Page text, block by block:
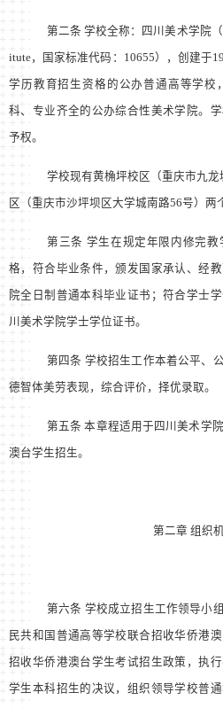
第二条 学校全称：四川美术学院
itute，国家标准代码：10655），创建于
学历教育招生资格的公办普通高等学校
科、专业齐全的公办综合性美术学院。
予权。
学校现有黄桷坪校区（重庆市九
区（重庆市沙坪坝区大学城南路56号）两
第三条 学生在规定年限内修完
格，符合毕业条件，颁发国家承认、经
院全日制普通本科毕业证书；符合学士
川美术学院学士学位证书。
第四条 学校招生工作本着公平、
德智体美劳表现，综合评价，择优录取。
第五条 本章程适用于四川美术学
澳台学生招生。
第二章 组织
第六条 学校成立招生工作领导小
民共和国普通高等学校联合招收华侨港
招收华侨港澳台学生考试招生政策，执
学生本科招生的决议，组织领导学校普